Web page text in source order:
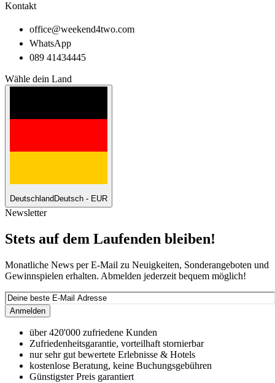
Kontakt
office@weekend4two.com
WhatsApp
089 41434445
Wähle dein Land
Deutschland Deutsch - EUR
Newsletter
Stets auf dem Laufenden bleiben!
Monatliche News per E-Mail zu Neuigkeiten, Sonderangeboten und
Gewinnspielen erhalten. Abmelden jederzeit bequem möglich!
Anmelden
über 420'000 zufriedene Kunden
Zufriedenheitsgarantie, vorteilhaft stornierbar
nur sehr gut bewertete Erlebnisse & Hotels
kostenlose Beratung, keine Buchungsgebühren
Günstigster Preis garantiert